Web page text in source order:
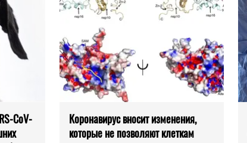
CoV-
Коронавирус вносит изменения,
которые не позволяют клеткам